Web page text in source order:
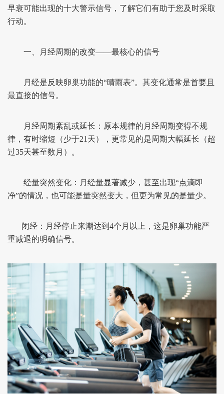
早衰可能出现的十大警示信号，了解它们有助于您及时采取
行动。
一、月经周期的改变——最核心的信号
月经是反映卵巢功能的“晴雨表”。其变化通常是首要且
最直接的信号。
月经周期紊乱或延长：原本规律的月经周期变得不规
律，有时缩短（少于21天），更常见的是周期大幅延长（超
过35天甚至数月）。
经量突然变化：月经量显著减少，甚至出现“点滴即
净”的情况，也可能是量突然变大，但更为常见的是量少。
闭经：月经停止来潮达到4个月以上，这是卵巢功能严
重减退的明确信号。